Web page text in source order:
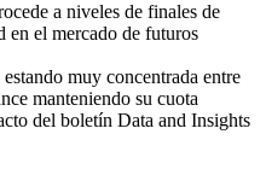
a niveles de finales de
en el mercado de futuros
muy concentrada entre
manteniendo su cuota
del boletín Data and Insights